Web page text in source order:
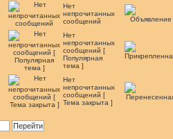
Нет
непрочитанных
сообщений
Нет
непрочитанных
сообщений [
Популярная
тема ]
Нет
непрочитанных
сообщений [
Тема закрыта ]